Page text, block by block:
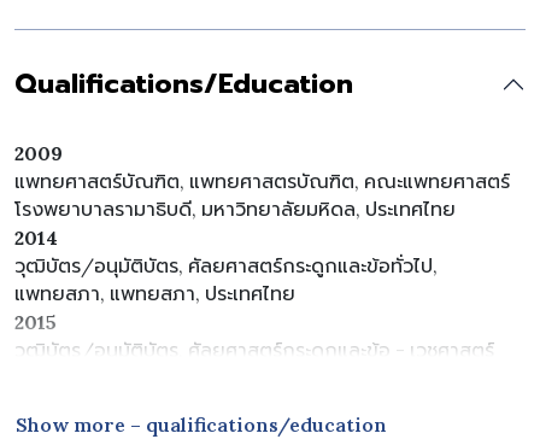
Qualifications/Education
2009
แพทยศาสตร์บัณฑิต, แพทยศาสตรบัณฑิต, คณะแพทยศาสตร์
โรงพยาบาลรามาธิบดี, มหาวิทยาลัยมหิดล, ประเทศไทย
2014
วุฒิบัตร/อนุมัติบัตร, ศัลยศาสตร์กระดูกและข้อทั่วไป,
แพทยสภา, แพทยสภา, ประเทศไทย
2015
วุฒิบัตร/อนุมัติบัตร, ศัลยศาสตร์กระดูกและข้อ - เวชศาสตร์
Show more – qualifications/education